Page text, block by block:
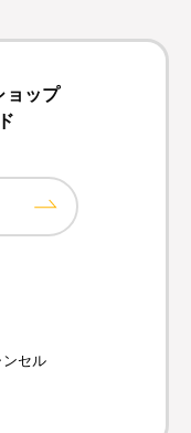
ョップ
セル